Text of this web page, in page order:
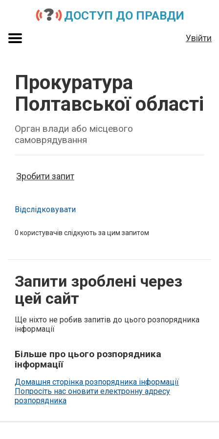
ДОСТУП ДО ПРАВДИ
Увійти
Прокуратура
Полтавської області
Орган влади або місцевого
самоврядування
Зробити запит
Відслідковувати
0 користувачів слідкують за цим запитом
Запити зроблені через
цей сайт
Ще ніхто не робив запитів до цього розпорядника
інформації
Більше про цього розпорядника
інформації
Домашня сторінка розпорядника інформації
Попросіть нас оновити електронну адресу
розпорядника